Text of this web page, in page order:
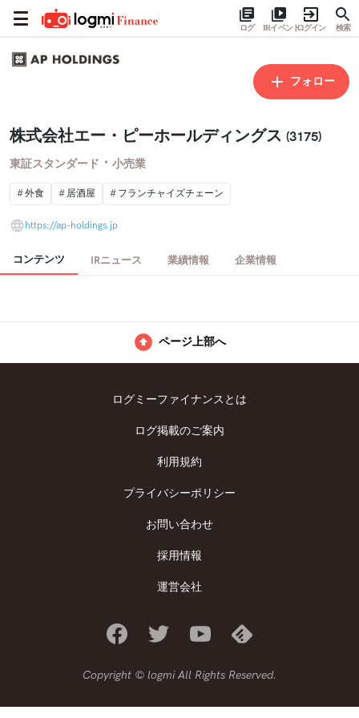
ログ IRイベントログイン 検索
フォロー
株式会社エー・ピーホールディングス (3175)
東証スタンダード ・ 小売業
外食 居酒屋 フランチャイズチェーン
https://ap-holdings.jp
コンテンツ IRニュース 業績情報 企業情報
ページ上部へ
ログミーファイナンスとは
ログ掲載のご案内
利用規約
プライバシーポリシー
お問い合わせ
採用情報
運営会社
Copyright © logmi All Rights Reserved.